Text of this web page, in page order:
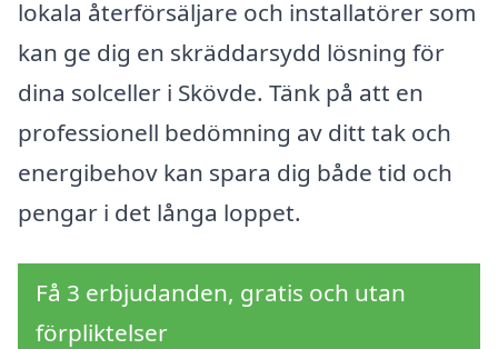
lokala återförsäljare och installatörer som
kan ge dig en skräddarsydd lösning för
dina solceller i Skövde. Tänk på att en
professionell bedömning av ditt tak och
energibehov kan spara dig både tid och
pengar i det långa loppet.
Få 3 erbjudanden, gratis och utan
förpliktelser